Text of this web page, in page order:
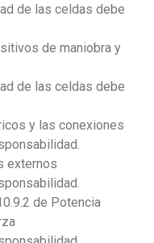
de las celdas debe
de maniobra y
de las celdas debe
y las conexiones
externos
de Potencia